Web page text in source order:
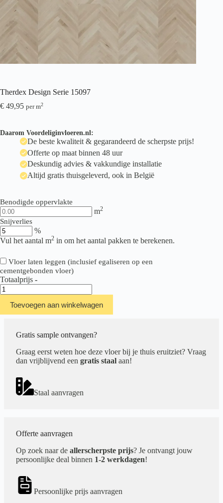
Therdex Design Serie 15097
€ 49,95 per m2
Daarom Voordeliginvloeren.nl:
De beste kwaliteit & gegarandeerd de scherpste prijs!
Offerte op maat binnen 48 uur
Deskundig advies & vakkundige installatie
Altijd gratis thuisgeleverd, ook in België
Benodigde oppervlakte
m2
Snijverlies
%
Vul het aantal m2 in om het aantal pakken te berekenen.
Vloer laten leggen (inclusief egaliseren op een
cementgebonden vloer)
Totaalprijs -
Therdex
Design
Serie
15097
Toevoegen aan winkelwagen
Gratis sample ontvangen?
Graag eerst weten hoe deze vloer bij je thuis eruitziet? Vraag
dan vrijblijvend een gratis staal aan!
Staal aanvragen
Offerte aanvragen
Op zoek naar de allerscherpste prijs? Je ontvangt jouw
persoonlijke deal binnen 1-2 werkdagen!
Persoonlijke prijs aanvragen